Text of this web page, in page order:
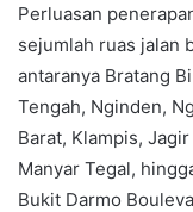
Perluasan
sejumlah ruas jalan
antaranya Bratang
Tengah, Nginden,
Barat, Klampis,
Manyar Tegal,
Bukit Darmo